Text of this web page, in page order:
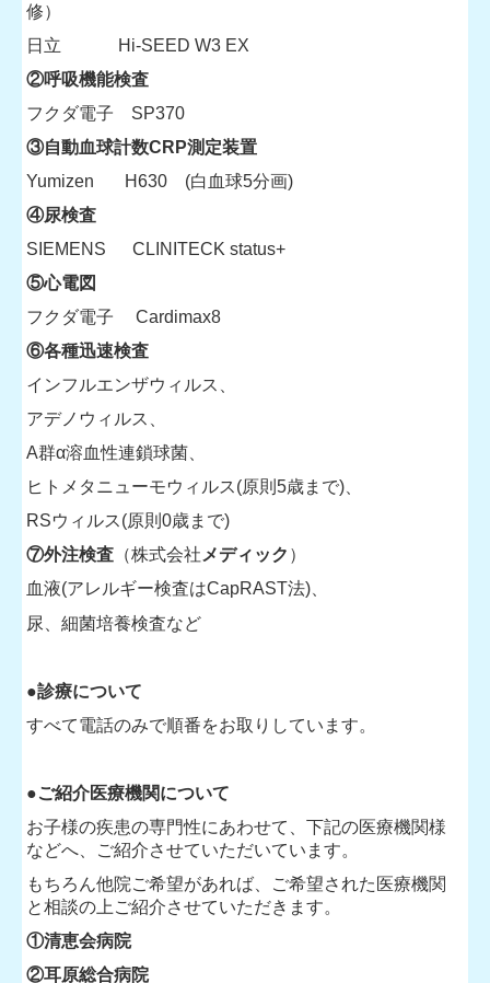
修）
日立 Hi-SEED W3 EX
②呼吸機能検査
フクダ電子 SP370
③自動血球計数CRP測定装置
Yumizen H630 (白血球5分画)
④尿検査
SIEMENS CLINITECK status+
⑤心電図
フクダ電子 Cardimax8
⑥各種迅速検査
インフルエンザウィルス、
アデノウィルス、
A群α溶血性連鎖球菌、
ヒトメタニューモウィルス(原則5歳まで)、
RSウィルス(原則0歳まで)
⑦外注検査 （株式会社 メディック ）
血液(アレルギー検査はCapRAST法)、
尿、細菌培養検査など
●診療について
すべて電話のみで順番をお取りしています。
●ご紹介医療機関について
お子様の疾患の専門性にあわせて、下記の医療機関様
などへ、ご紹介させていただいています。
もちろん他院ご希望があれば、ご希望された医療機関
と相談の上ご紹介させていただきます。
①清恵会病院
②耳原総合病院